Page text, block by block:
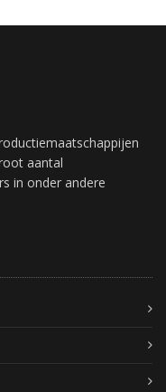
aantal
in onder andere